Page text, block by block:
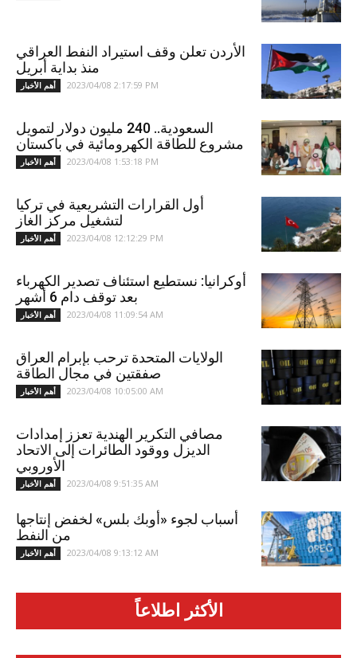
الأردن تعلن وقف استيراد النفط العراقي
منذ بداية أبريل
أهم الأخبار 2023/04/08 2:17:59 PM
السعودية.. 240 مليون دولار لتمويل
مشروع للطاقة الكهرومائية في باكستان
أهم الأخبار 2023/04/08 1:53:18 PM
أول القرارات التشريعية في تركيا
لتشغيل مركز الغاز
أهم الأخبار 2023/04/08 12:12:29 PM
أوكرانيا: نستطيع استئناف تصدير الكهرباء
بعد توقف دام 6 أشهر
أهم الأخبار 2023/04/08 11:09:54 AM
الولايات المتحدة ترحب بإبرام العراق
صفقتين في مجال الطاقة
أهم الأخبار 2023/04/08 10:05:00 AM
مصافي التكرير الهندية تعزز إمدادات
الديزل ووقود الطائرات إلى الاتحاد
الأوروبي
أهم الأخبار 2023/04/08 9:51:35 AM
أسباب لجوء «أوبك بلس» لخفض إنتاجها
من النفط
أهم الأخبار 2023/04/08 9:13:12 AM
الأكثر اطلاعاً